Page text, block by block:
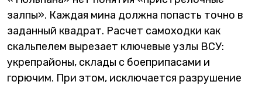
залпы». Каждая мина должна попасть точно в
заданный квадрат. Расчет самоходки как
скальпелем вырезает ключевые узлы ВСУ:
укрепрайоны, склады с боеприпасами и
горючим. При этом, исключается разрушение